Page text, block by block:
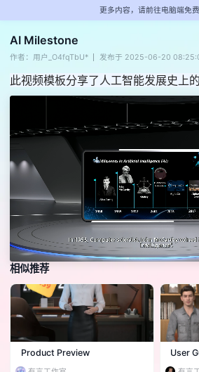
更多内容，请前往电脑端免
AI Milestone
作者：用户_O4fqTbU* 发布于 2025-06-20
此视频模板分享了人工智能发展史上的
相似推荐
Product Preview User